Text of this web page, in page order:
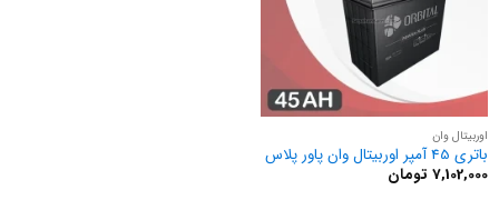
اوربیتال وان
باتری 45 آمپر اوربیتال وان پاور پلاس
7,102,000 تومان